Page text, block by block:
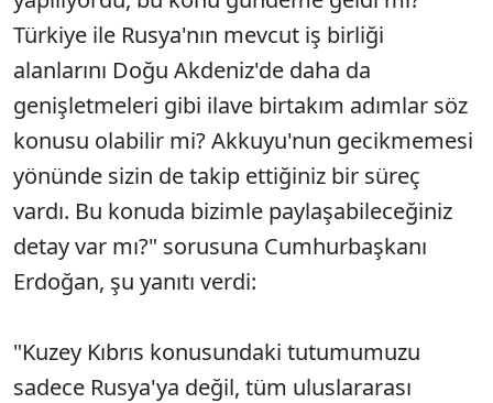
Türkiye ile Rusya'nın mevcut iş birliği
alanlarını Doğu Akdeniz'de daha da
genişletmeleri gibi ilave birtakım adımlar söz
konusu olabilir mi? Akkuyu'nun gecikmemesi
yönünde sizin de takip ettiğiniz bir süreç
vardı. Bu konuda bizimle paylaşabileceğiniz
detay var mı?" sorusuna Cumhurbaşkanı
Erdoğan, şu yanıtı verdi:
"Kuzey Kıbrıs konusundaki tutumumuzu
sadece Rusya'ya değil, tüm uluslararası